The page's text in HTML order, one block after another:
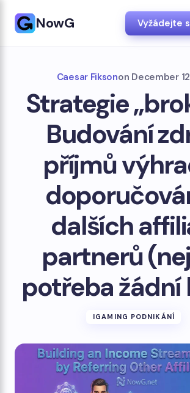
NowG Vyžádejte
Caesar Fiksonon December
Strategie
Budování
příjmů
dalších
partnerů
potřeba žádní
IGAMING PODNIKÁNÍ